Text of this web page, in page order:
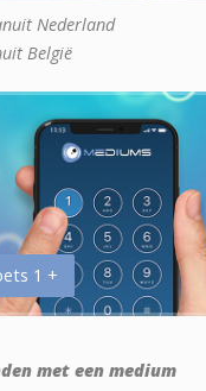
Nederland
België
1 +
met een medium